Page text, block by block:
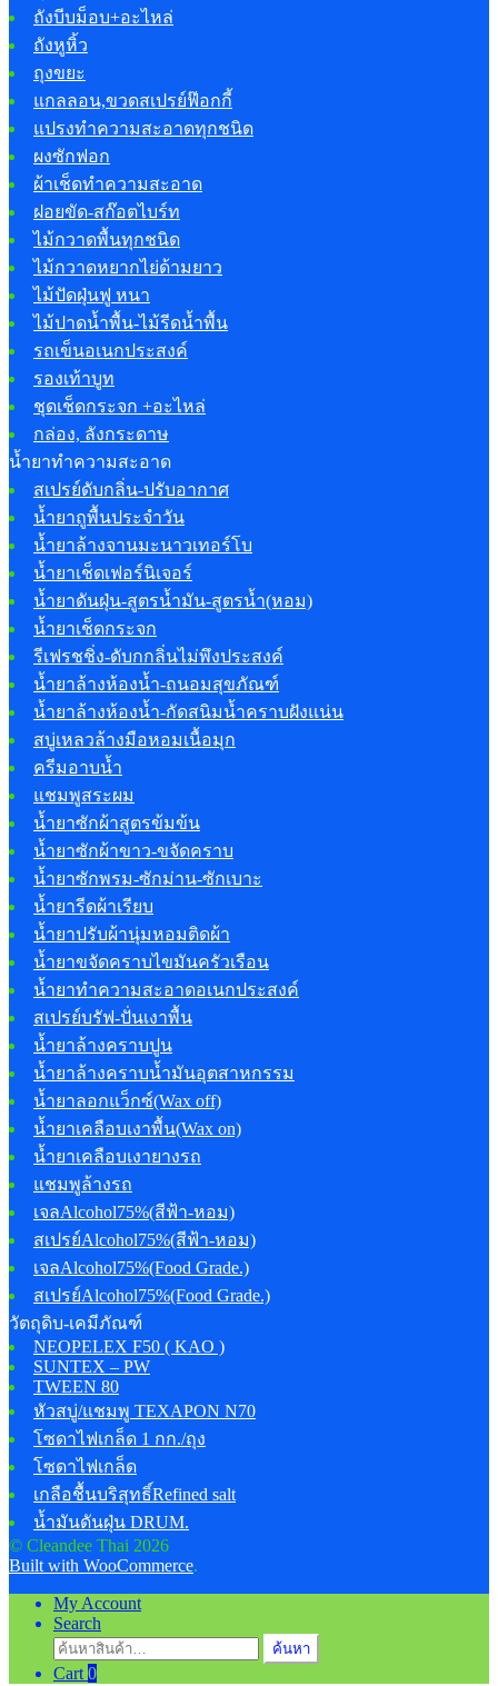
ถังบีบม็อบ+อะไหล่
ถังหูหิ้ว
ถุงขยะ
แกลลอน,ขวดสเปรย์ฟ๊อกกี้
แปรงทำความสะอาดทุกชนิด
ผงซักฟอก
ผ้าเช็ดทำความสะอาด
ฝอยขัด-สก๊อตไบร์ท
ไม้กวาดพื้นทุกชนิด
ไม้กวาดหยากไย่ด้ามยาว
ไม้ปัดฝุ่นฟู หนา
ไม้ปาดน้ำพื้น-ไม้รีดน้ำพื้น
รถเข็นอเนกประสงค์
รองเท้าบูท
ชุดเช็ดกระจก +อะไหล่
กล่อง, ลังกระดาษ
น้ำยาทำความสะอาด
สเปรย์ดับกลิ่น-ปรับอากาศ
น้ำยาถูพื้นประจำวัน
น้ำยาล้างจานมะนาวเทอร์โบ
น้ำยาเช็ดเฟอร์นิเจอร์
น้ำยาดันฝุ่น-สูตรน้ำมัน-สูตรน้ำ(หอม)
น้ำยาเช็ดกระจก
รีเฟรชชิ่ง-ดับกกลิ่นไม่พึงประสงค์
น้ำยาล้างห้องน้ำ-ถนอมสุขภัณฑ์
น้ำยาล้างห้องน้ำ-กัดสนิมน้ำคราบฝังแน่น
สบู่เหลวล้างมือหอมเนื้อมุก
ครีมอาบน้ำ
แชมพูสระผม
น้ำยาซักผ้าสูตรข้มข้น
น้ำยาซักผ้าขาว-ขจัดคราบ
น้ำยาซักพรม-ซักม่าน-ซักเบาะ
น้ำยารีดผ้าเรียบ
น้ำยาปรับผ้านุ่มหอมติดผ้า
น้ำยาขจัดคราบไขมันครัวเรือน
น้ำยาทำความสะอาดอเนกประสงค์
สเปรย์บรัฟ-ปั่นเงาพื้น
น้ำยาล้างคราบปูน
น้ำยาล้างคราบน้ำมันอุตสาหกรรม
น้ำยาลอกแว็กซ์(Wax off)
น้ำยาเคลือบเงาพื้น(Wax on)
น้ำยาเคลือบเงายางรถ
แชมพูล้างรถ
เจลAlcohol75%(สีฟ้า-หอม)
สเปรย์Alcohol75%(สีฟ้า-หอม)
เจลAlcohol75%(Food Grade.)
สเปรย์Alcohol75%(Food Grade.)
วัตถุดิบ-เคมีภัณฑ์
NEOPELEX F50 ( KAO )
SUNTEX – PW
TWEEN 80
หัวสบู่/แชมพู TEXAPON N70
โซดาไฟเกล็ด 1 กก./ถุง
โซดาไฟเกล็ด
เกลือชื้นบริสุทธิ์Refined salt
น้ำมันดันฝุ่น DRUM.
© Cleandee Thai 2026
Built with WooCommerce.
My Account
Search
ค้นหา:
ค้นหา
Cart 0